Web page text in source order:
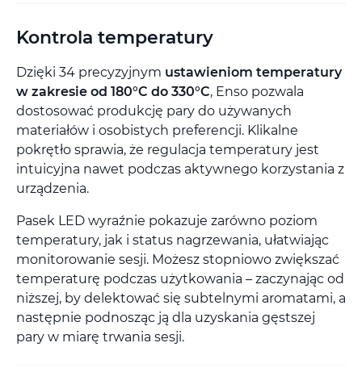
Kontrola temperatury
Dzięki 34 precyzyjnym ustawieniom temperatury
w zakresie od 180°C do 330°C, Enso pozwala
dostosować produkcję pary do używanych
materiałów i osobistych preferencji. Klikalne
pokrętło sprawia, że regulacja temperatury jest
intuicyjna nawet podczas aktywnego korzystania z
urządzenia.
Pasek LED wyraźnie pokazuje zarówno poziom
temperatury, jak i status nagrzewania, ułatwiając
monitorowanie sesji. Możesz stopniowo zwiększać
temperaturę podczas użytkowania – zaczynając od
niższej, by delektować się subtelnymi aromatami, a
następnie podnosząc ją dla uzyskania gęstszej
pary w miarę trwania sesji.